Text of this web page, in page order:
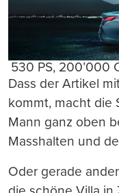
530 PS, 200’000
Dass der Artikel
kommt, macht die
Mann ganz oben
Masshalten und
Oder gerade